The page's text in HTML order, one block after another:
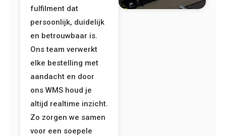
fulfilment dat
persoonlijk, duidelijk
en betrouwbaar is.
Ons team verwerkt
elke bestelling met
aandacht en door
ons WMS houd je
altijd realtime inzicht.
Zo zorgen we samen
voor een soepele